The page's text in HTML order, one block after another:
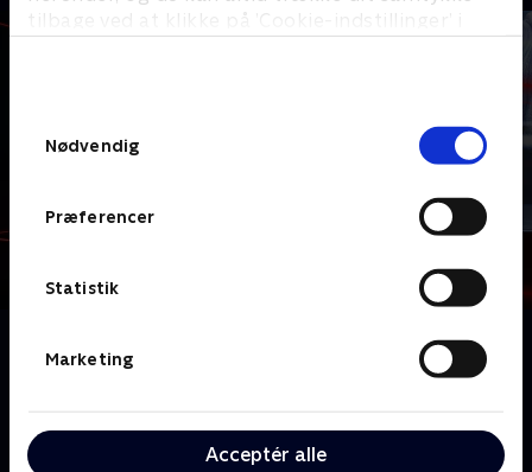
tilbage ved at klikke på ’Cookie-indstillinger’ i
Nødvendig
Præferencer
Statistik
Marketing
Acceptér alle
I 2011 rammes britiske museer og auktionshuse af
Næsehornsbestandene skrumper pga. krybskytteri
og dyrehandel. Dette er den mørke historie om,